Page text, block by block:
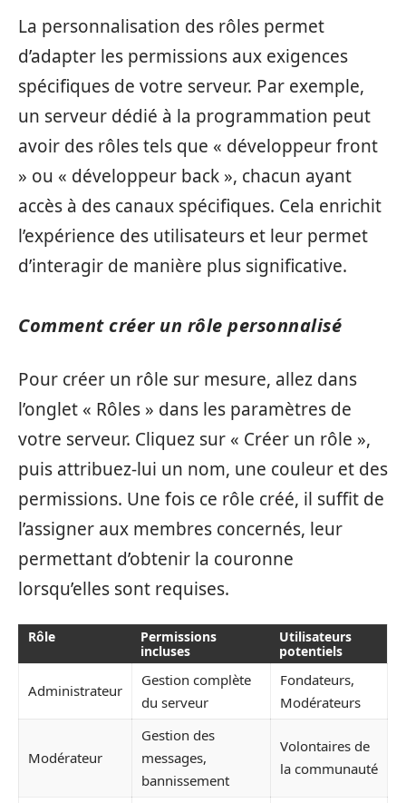
La personnalisation des rôles permet
d’adapter les permissions aux exigences
spécifiques de votre serveur. Par exemple,
un serveur dédié à la programmation peut
avoir des rôles tels que « développeur front
» ou « développeur back », chacun ayant
accès à des canaux spécifiques. Cela enrichit
l’expérience des utilisateurs et leur permet
d’interagir de manière plus significative.
Comment créer un rôle personnalisé
Pour créer un rôle sur mesure, allez dans
l’onglet « Rôles » dans les paramètres de
votre serveur. Cliquez sur « Créer un rôle »,
puis attribuez-lui un nom, une couleur et des
permissions. Une fois ce rôle créé, il suffit de
l’assigner aux membres concernés, leur
permettant d’obtenir la couronne
lorsqu’elles sont requises.
Rôle
Permissions
incluses
Utilisateurs
potentiels
Administrateur
Gestion complète
du serveur
Fondateurs,
Modérateurs
Modérateur
Gestion des
messages,
bannissement
Volontaires de
la communauté